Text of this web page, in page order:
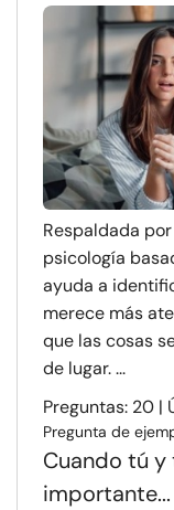
Respaldada
psicología
ayuda a
merece más
que las cosas
de lugar. ...
Preguntas: 20 |
Pregunta de
Cuando tú y
importante...